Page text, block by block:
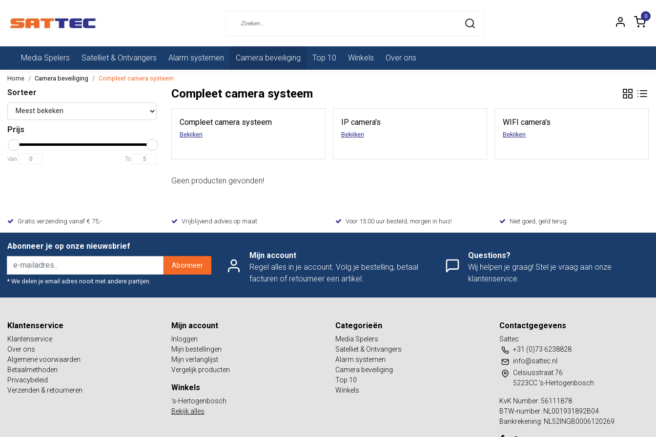
0
Media Spelers Satelliet & Ontvangers Alarm systemen Camera beveiliging Top 10 Winkels Over ons
Home Camera beveiliging Compleet camera systeem
Sorteer
Prijs
Van To
Compleet camera systeem
Camera accessoires
Bekijken
Compleet camera systeem
Bekijken
IP camera's
Bekijken
WIFI camera's
Bekijken
Geen producten gevonden!
Gratis verzending vanaf € 75,- Vrijblijvend advies op maat Voor 15:00 uur besteld, morgen in huis! Niet goed, geld terug
Abonneer je op onze nieuwsbrief
Abonneer
* We delen je email adres nooit met andere partijen.
Mijn account
Regel alles in je account. Volg je bestelling, betaal
facturen of retourneer een artikel.
Questions?
Wij helpen je graag! Stel je vraag aan onze
klantenservice.
Klantenservice
Klantenservice
Over ons
Algemene voorwaarden
Betaalmethoden
Privacybeleid
Verzenden & retourneren
Mijn account
Inloggen
Mijn bestellingen
Mijn verlanglijst
Vergelijk producten
Winkels
's-Hertogenbosch
Bekijk alles
Categorieën
Media Spelers
Satelliet & Ontvangers
Alarm systemen
Camera beveiliging
Top 10
Winkels
Contactgegevens
Sattec
+31 (0)73 6238828
info@sattec.nl
Celsiusstraat 76
5223CC 's-Hertogenbosch
KvK Number: 56111878
BTW-number: NL001931892B04
Bankrekening: NL52INGB0006120269